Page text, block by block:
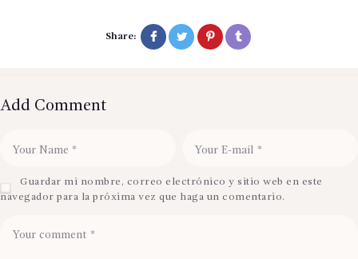
Share:
Add Comment
Guardar mi nombre, correo electrónico y sitio web en este
navegador para la próxima vez que haga un comentario.